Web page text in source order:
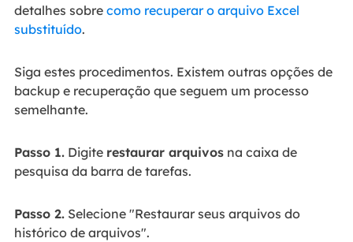
detalhes sobre como recuperar o arquivo Excel
substituído.
Siga estes procedimentos. Existem outras opções de
backup e recuperação que seguem um processo
semelhante.
Passo 1.Digite restaurar arquivosna caixa de
pesquisa da barra de tarefas.
Passo 2.Selecione "Restaurar seus arquivos do
histórico de arquivos".